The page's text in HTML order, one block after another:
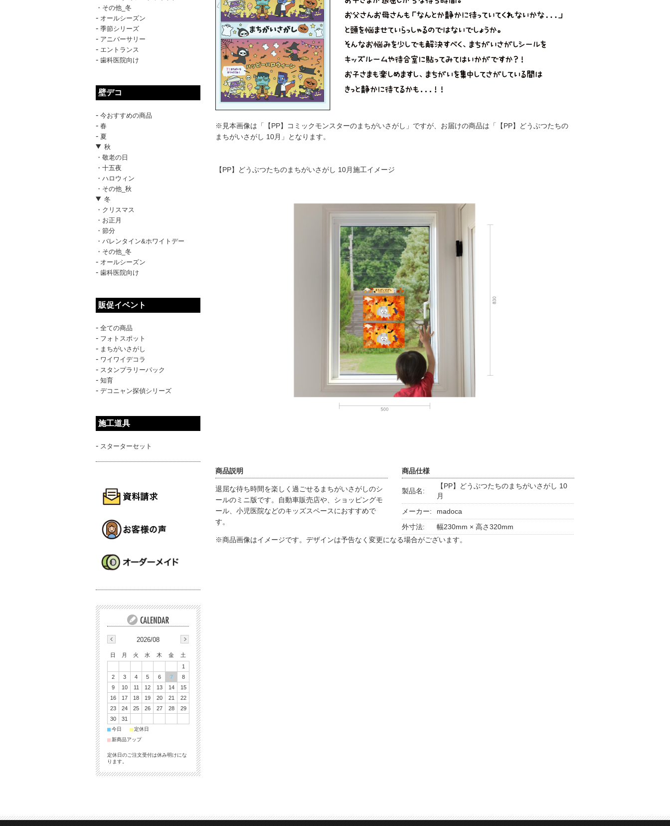
※見本画像は「【PP】コミックモンスターのまちがいさがし」ですが、お届けの商品は「【PP】どうぶつたちの
まちがいさがし 10月」となります。
【PP】どうぶつたちのまちがいさがし 10月施工イメージ
商品説明
退屈な待ち時間を楽しく過ごせるまちがいさがしのシ
ールのミニ版です。自動車販売店や、ショッピングモ
ール、小児医院などのキッズスペースにおすすめで
す。
商品仕様
製品名:
【PP】どうぶつたちのまちがいさがし 10
月
メーカー:
madoca
外寸法:
幅230mm × 高さ320mm
※商品画像はイメージです。デザインは予告なく変更になる場合がございます。
・その他_冬
- オールシーズン
- 季節シリーズ
- アニバーサリー
- エントランス
- 歯科医院向け
壁デコ
- 今おすすめの商品
- 春
- 夏
秋
・敬老の日
・十五夜
・ハロウィン
・その他_秋
冬
・クリスマス
・お正月
・節分
・バレンタイン&ホワイトデー
・その他_冬
- オールシーズン
- 歯科医院向け
販促イベント
- 全ての商品
- フォトスポット
- まちがいさがし
- ワイワイデコラ
- スタンプラリーパック
- 知育
- デコニャン探偵シリーズ
施工道具
- スターターセット
2026/08
日 月 火 水 木 金
土
1
2
3 4 5 6 7
8
9
10 11 12 13 14
15
16
17 18 19 20 21
22
23
24 25 26 27 28
29
30
31
■今日 ■定休日
■新商品アップ
定休日のご注文受付は休み明けにな
ります。